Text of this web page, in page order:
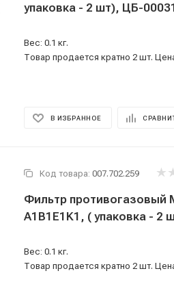
упаковка - 2 шт), ЦБ-
Вес: 0.1 кг.
Товар продается кратно 2 шт.
В ИЗБРАННОЕ
Код товара: 007.702.259
Фильтр противогазовый МК модель 088, марка
A1B1E1K1, ( упаковка -
Вес: 0.1 кг.
Товар продается кратно 2 шт.